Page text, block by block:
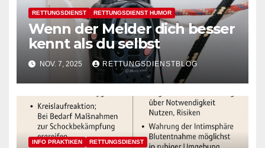
RETTUNGSDIENST RETTUNGSDIENST HUMOR
Wenn der Melder dich besser
kennt als du selbst
NOV. 7, 2025 RETTUNGSDIENSTBLOG
INFO PRAKTIKEN RETTUNGSDIENST